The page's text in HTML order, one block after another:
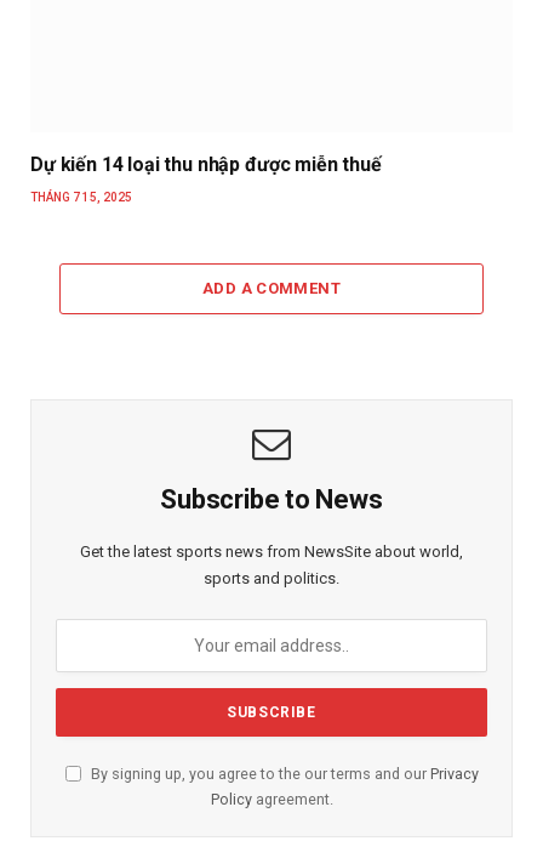
Dự kiến 14 loại thu nhập được miễn thuế
THÁNG 7 15, 2025
ADD A COMMENT
Subscribe to News
Get the latest sports news from NewsSite about world,
sports and politics.
By signing up, you agree to the our terms and our Privacy
Policyagreement.